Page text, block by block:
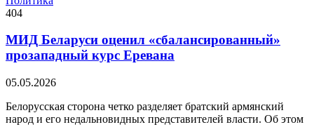
404
МИД Беларуси оценил «сбалансированный»
прозападный курс Еревана
05.05.2026
Белорусская сторона четко разделяет братский армянский
народ и его недальновидных представителей власти. Об этом